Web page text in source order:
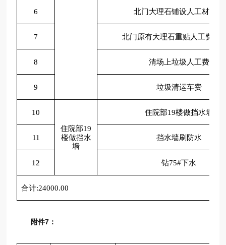
6 北门大理石铺设人工材料费
7 北门原有大理石重贴人工费材
8 清场上垃圾人工费
9 垃圾清运车费
10
住院部19
楼做挡水
墙
住院部19楼做挡水墙
11 挡水墙刷防水
12 钻75#下水
合计:24000.00
附件7：